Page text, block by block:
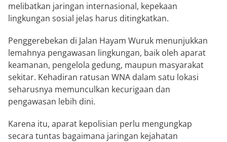
melibatkan jaringan internasional, kepekaan
lingkungan sosial jelas harus ditingkatkan.
Penggerebekan di Jalan Hayam Wuruk menunjukkan
lemahnya pengawasan lingkungan, baik oleh aparat
keamanan, pengelola gedung, maupun masyarakat
sekitar. Kehadiran ratusan WNA dalam satu lokasi
seharusnya memunculkan kecurigaan dan
pengawasan lebih dini.
Karena itu, aparat kepolisian perlu mengungkap
secara tuntas bagaimana jaringan kejahatan